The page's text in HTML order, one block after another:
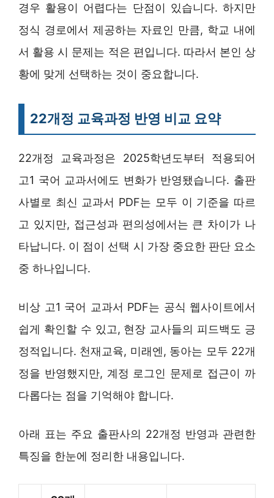
경우 활용이 어렵다는 단점이 있습니다. 하지만
정식 경로에서 제공하는 자료인 만큼, 학교 내에
서 활용 시 문제는 적은 편입니다. 따라서 본인 상
황에 맞게 선택하는 것이 중요합니다.
22개정 교육과정 반영 비교 요약
22개정 교육과정은 2025학년도부터 적용되어
고1 국어 교과서에도 변화가 반영됐습니다. 출판
사별로 최신 교과서 PDF는 모두 이 기준을 따르
고 있지만, 접근성과 편의성에서는 큰 차이가 나
타납니다. 이 점이 선택 시 가장 중요한 판단 요소
중 하나입니다.
비상 고1 국어 교과서 PDF는 공식 웹사이트에서
쉽게 확인할 수 있고, 현장 교사들의 피드백도 긍
정적입니다. 천재교육, 미래엔, 동아는 모두 22개
정을 반영했지만, 계정 로그인 문제로 접근이 까
다롭다는 점을 기억해야 합니다.
아래 표는 주요 출판사의 22개정 반영과 관련한
특징을 한눈에 정리한 내용입니다.